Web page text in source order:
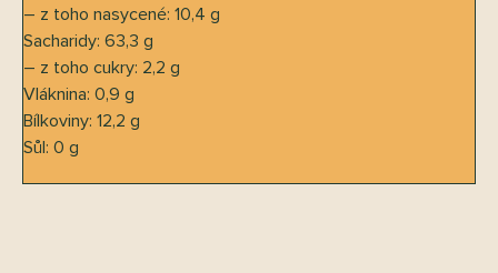
– z toho nasycené: 10,4 g
Sacharidy: 63,3 g
– z toho cukry: 2,2 g
Vláknina: 0,9 g
Bílkoviny: 12,2 g
Sůl: 0 g